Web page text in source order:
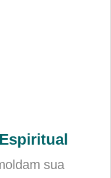
sua